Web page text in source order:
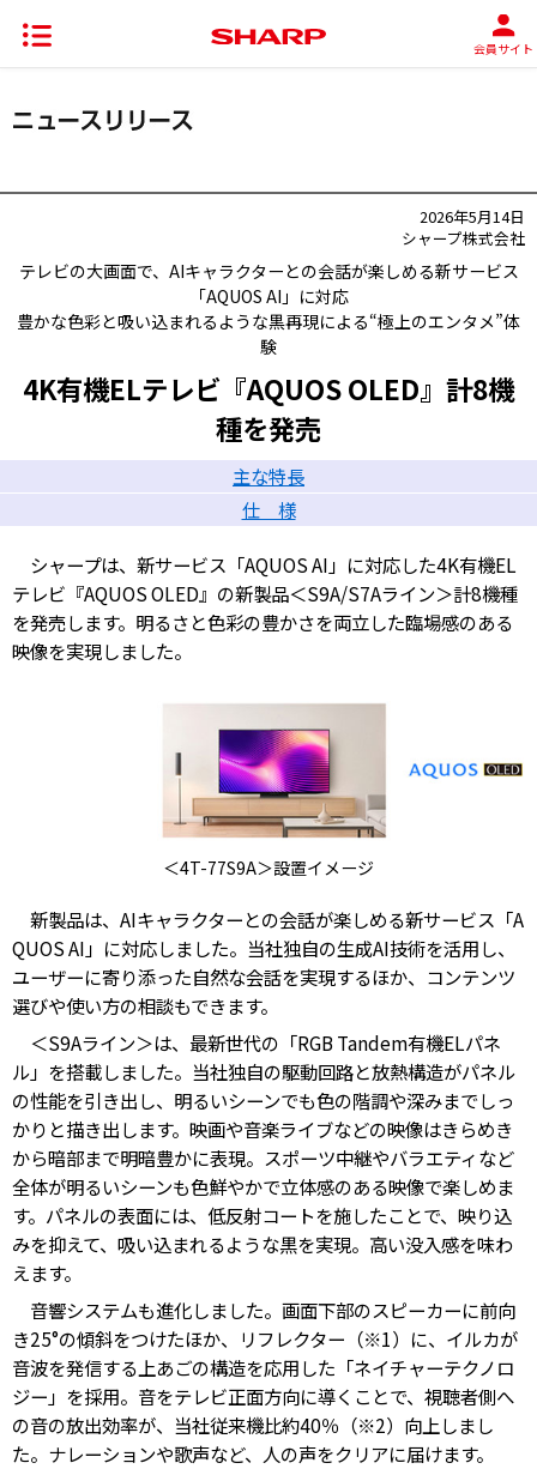
会員サイト
2026年5月14日
シャープ株式会社
テレビの大画面で、AIキャラクターとの会話が楽しめる新サービス
「AQUOS AI」に対応
豊かな色彩と吸い込まれるような黒再現による“極上のエンタメ”体
験
4K有機ELテレビ『AQUOS OLED』計8機
種を発売
主な特長
仕 様
シャープは、新サービス「AQUOS AI」に対応した4K有機EL
テレビ『AQUOS OLED』の新製品＜S9A/S7Aライン＞計8機種
を発売します。明るさと色彩の豊かさを両立した臨場感のある
映像を実現しました。
＜4T-77S9A＞設置イメージ
新製品は、AIキャラクターとの会話が楽しめる新サービス「A
QUOS AI」に対応しました。当社独自の生成AI技術を活用し、
ユーザーに寄り添った自然な会話を実現するほか、コンテンツ
選びや使い方の相談もできます。
＜S9Aライン＞は、最新世代の「RGB Tandem有機ELパネ
ル」を搭載しました。当社独自の駆動回路と放熱構造がパネル
の性能を引き出し、明るいシーンでも色の階調や深みまでしっ
かりと描き出します。映画や音楽ライブなどの映像はきらめき
から暗部まで明暗豊かに表現。スポーツ中継やバラエティなど
全体が明るいシーンも色鮮やかで立体感のある映像で楽しめま
す。パネルの表面には、低反射コートを施したことで、映り込
みを抑えて、吸い込まれるような黒を実現。高い没入感を味わ
えます。
音響システムも進化しました。画面下部のスピーカーに前向
き25°の傾斜をつけたほか、リフレクター（※1）に、イルカが
音波を発信する上あごの構造を応用した「ネイチャーテクノロ
ジー」を採用。音をテレビ正面方向に導くことで、視聴者側へ
の音の放出効率が、当社従来機比約40％（※2）向上しまし
た。ナレーションや歌声など、人の声をクリアに届けます。